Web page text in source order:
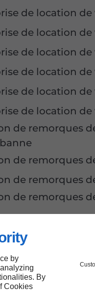
by
By
Cookies
de location
de location de
de location de
de location
de location
de location de
de remorques
de remorques
de remorques
de remorques
de remorques
de remorques
de remorques